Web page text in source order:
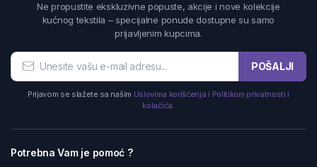
Ne propustite ekskluzivne popuste, akcije i nove kolekcije
kućnog tekstila – specijalne ponude dostupne su samo
prijavljenim kupcima.
POŠALJI
Prijavom se slažete sa našim Uslovima korišćenja i Politikom privatnosti i
kolačića.
Potrebna Vam je pomoć ?